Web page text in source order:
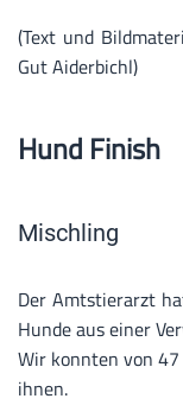
(Text und
Gut Aiderbichl)
Hund Finish
Mischling
Der Amtstierarzt
Hunde aus einer
Wir konnten von
ihnen.